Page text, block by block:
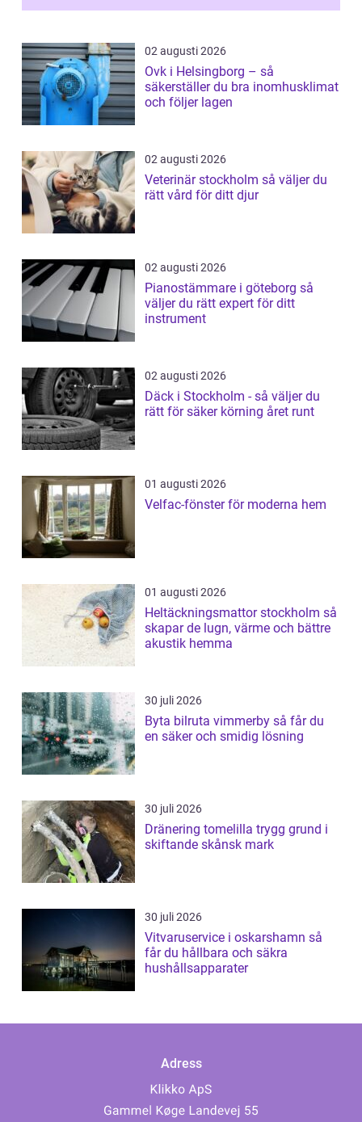
vitvaruservice en...
02 augusti 2026
Ovk i Helsingborg – så
säkerställer du bra inomhusklimat
och följer lagen
02 augusti 2026
Veterinär stockholm så väljer du
rätt vård för ditt djur
02 augusti 2026
Pianostämmare i göteborg så
väljer du rätt expert för ditt
instrument
02 augusti 2026
Däck i Stockholm - så väljer du
rätt för säker körning året runt
01 augusti 2026
Velfac-fönster för moderna hem
01 augusti 2026
Heltäckningsmattor stockholm så
skapar de lugn, värme och bättre
akustik hemma
30 juli 2026
Byta bilruta vimmerby så får du
en säker och smidig lösning
30 juli 2026
Dränering tomelilla trygg grund i
skiftande skånsk mark
30 juli 2026
Vitvaruservice i oskarshamn så
får du hållbara och säkra
hushållsapparater
Adress